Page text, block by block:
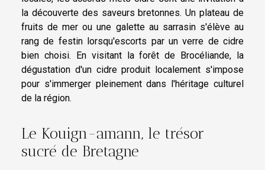
la découverte des saveurs bretonnes. Un plateau de
fruits de mer ou une galette au sarrasin s'élève au
rang de festin lorsqu'escorts par un verre de cidre
bien choisi. En visitant la forêt de Brocéliande, la
dégustation d'un cidre produit localement s'impose
pour s'immerger pleinement dans l'héritage culturel
de la région.
Le Kouign-amann, le trésor
sucré de Bretagne